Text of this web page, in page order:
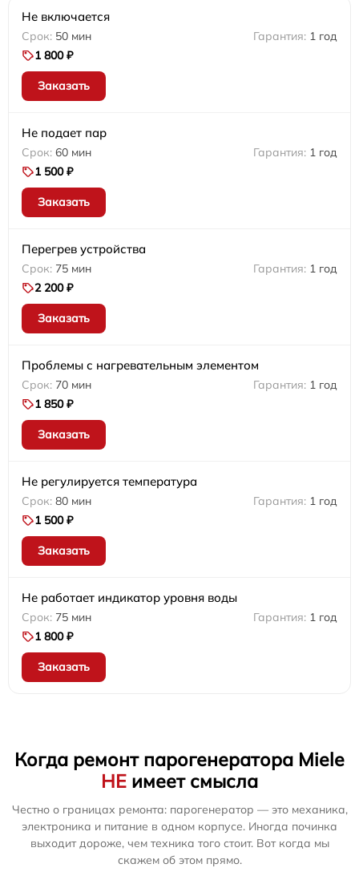
Не включается
50 мин
1 год
1 800 ₽
Заказать
Не подает пар
60 мин
1 год
1 500 ₽
Заказать
Перегрев устройства
75 мин
1 год
2 200 ₽
Заказать
Проблемы с нагревательным элементом
70 мин
1 год
1 850 ₽
Заказать
Не регулируется температура
80 мин
1 год
1 500 ₽
Заказать
Не работает индикатор уровня воды
75 мин
1 год
1 800 ₽
Заказать
Когда ремонт парогенератора Miele
НЕ имеет смысла
Честно о границах ремонта: парогенератор — это механика,
электроника и питание в одном корпусе. Иногда починка
выходит дороже, чем техника того стоит. Вот когда мы
скажем об этом прямо.